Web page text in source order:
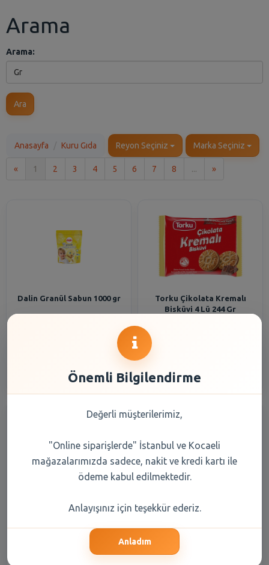
Arama
Arama:
Ara
Anasayfa Kuru Gıda Reyon Seçiniz Marka Seçiniz
« 1 2 3 4 5 6 7 8 ... »Son
Dalin Granül Sabun 1000 gr
Torku Çikolata Kremalı
Bisküvi 4 Lü 244 Gr
Gr
Lü 244 Gr
Önemli Bilgilendirme
Değerli müşterilerimiz,
"Online siparişlerde" İstanbul ve Kocaeli
mağazalarımızda sadece, nakit ve kredi kartı ile
ödeme kabul edilmektedir.
Anlayışınız için teşekkür ederiz.
Anladım